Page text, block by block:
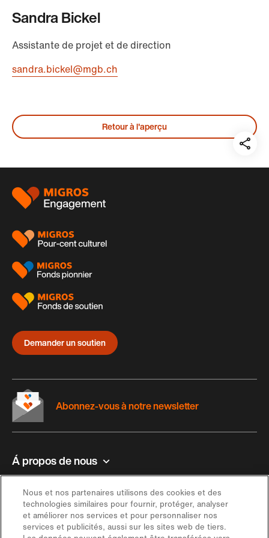
Sandra Bickel
Assistante de projet et de direction
sandra.bickel@mgb.ch
Retour à l'aperçu
auf:
Pied
page
Demander un soutien
Á propos de nous
Contact et aide
Inspiration
Abonnez-vous à notre newsletter
Nous et nos partenaires utilisons des cookies et des
technologies similaires pour fournir, protéger, analyser
et améliorer nos services et pour personnaliser nos
services et publicités, aussi sur les sites web de tiers.